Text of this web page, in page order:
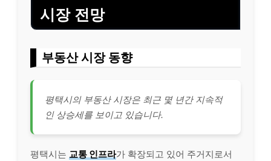
시장 전망
부동산 시장 동향
평택시의 부동산 시장은 최근 몇 년간 지속적
인 상승세를 보이고 있습니다.
평택시는 교통 인프라가 확장되고 있어 주거지로서